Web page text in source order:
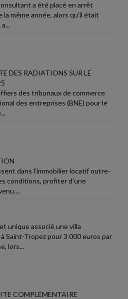
a été placé en arrêt
la même année, alors qu'il était
DES RADIATIONS SUR LE
des tribunaux de commerce
des entreprises (BNE) pour le
dans l'immobilier locatif outre-
conditions, profiter d'une
unique associé une villa
Saint-Tropez pour 3 000 euros par
lors...
COMPLÉMENTAIRE